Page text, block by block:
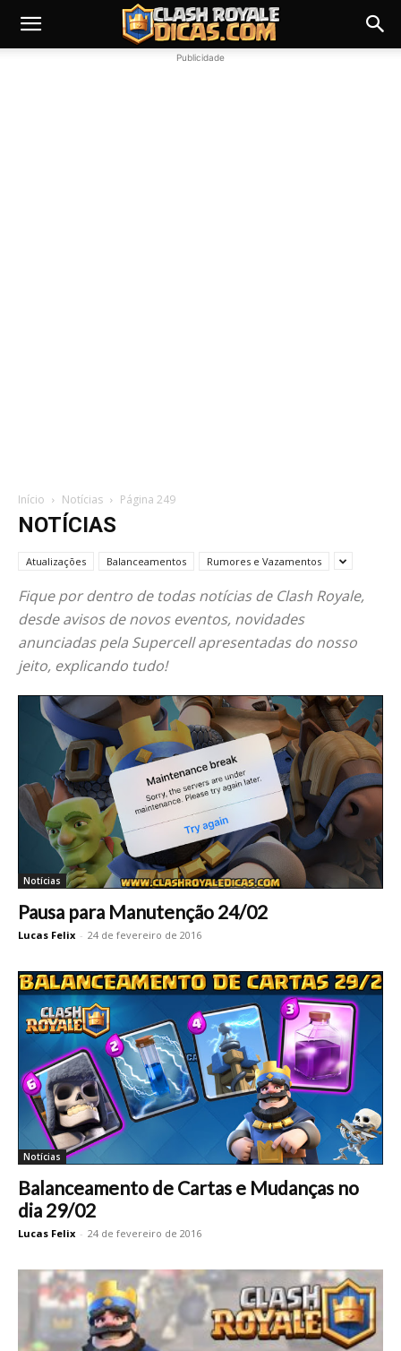
Publicidade
Início Notícias Página 249
NOTÍCIAS
Atualizações Balanceamentos Rumores e Vazamentos
Fique por dentro de todas notícias de Clash Royale,
desde avisos de novos eventos, novidades
anunciadas pela Supercell apresentadas do nosso
jeito, explicando tudo!
Notícias
Pausa para Manutenção 24/02
Lucas Felix - 24 de fevereiro de 2016
Notícias
Balanceamento de Cartas e Mudanças no
dia 29/02
Lucas Felix - 24 de fevereiro de 2016